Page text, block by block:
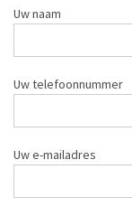
Uw naam
Uw telefoonnummer
Uw e-mailadres